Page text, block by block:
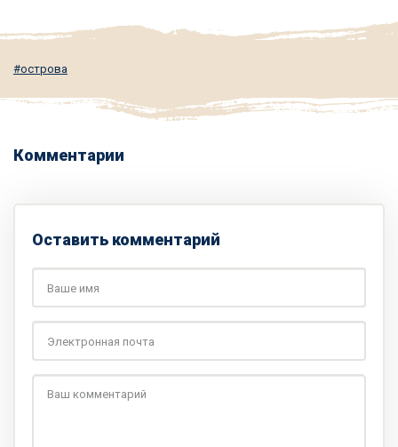
острова
Комментарии
Оставить комментарий